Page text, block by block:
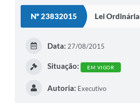
Nº 23832015 Lei Ordinária
Data: 27/08/2015
Situação: EM VIGOR
Autoria: Executivo